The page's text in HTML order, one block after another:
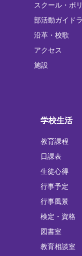
スクール・ポ
部活動ガイド
沿革・校歌
アクセス
施設
学校生活
教育課程
日課表
生徒心得
行事予定
行事風景
検定・資格
図書室
教育相談室